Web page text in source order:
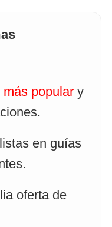
más popular y
en guías
oferta de